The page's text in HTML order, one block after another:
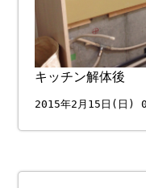
キッチン解体後
2015年2月15日(日)